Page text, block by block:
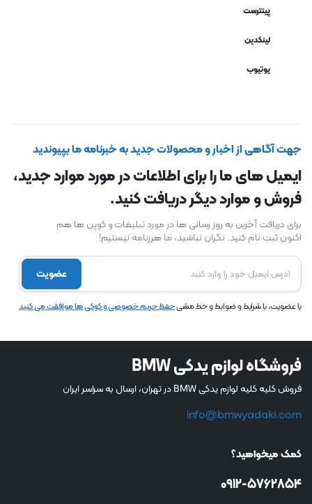
پینترست
لینکدین
یوتیوب
جهت آگاهی از اخبار و محصولات جدید به خبرنامه ما بپیوندید
ایمیل های ما را برای اطلاعات در مورد موارد جدید،
فروش و موارد دیگر دریافت کنید.
برای دریافت آخرین به روز رسانی ها در مورد تبلیغات و کوپن ها هم
اکنون ثبت نام کنید. نگران نباشید، ما هرزنامه نیستیم!
عضویت
با عضویت، با شرایط و ضوابط و خط مشیحفظ حریم خصوصی و کوکی ها موافقت می کنید
فروشگاه لوازم یدکی BMW
فروش کلیه کلیه لوازم یدکی BMW در تهران، ارسال به سراسر ایران
info@bmwyadaki.com
کمک میخواهید؟
0912-5762854